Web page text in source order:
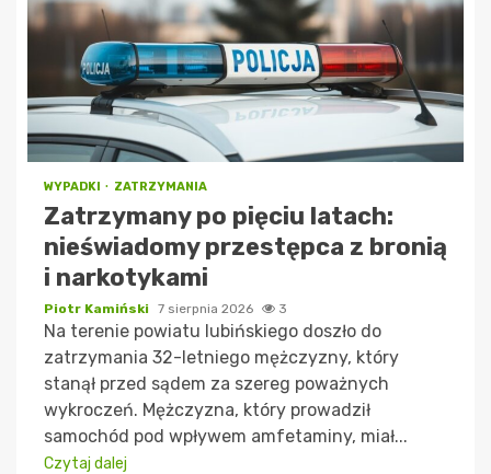
WYPADKI ZATRZYMANIA
Zatrzymany po pięciu latach:
nieświadomy przestępca z bronią
i narkotykami
Piotr Kamiński 7 sierpnia 2026 3
Na terenie powiatu lubińskiego doszło do
zatrzymania 32-letniego mężczyzny, który
stanął przed sądem za szereg poważnych
wykroczeń. Mężczyzna, który prowadził
samochód pod wpływem amfetaminy, miał...
Czytaj dalej